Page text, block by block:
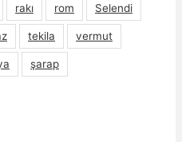
rakı rom Selendi
tekila vermut
şarap